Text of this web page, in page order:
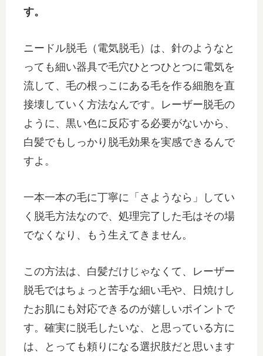
す。
ニードル脱毛（電気脱毛）は、針のようなと
っても細い器具で毛穴ひとつひとつに電気を
流して、毛の根っこにある毛を作る細胞を直
接壊していく方法なんです。レーザー脱毛の
ように、黒い色に反応する必要がないから、
白髪でもしっかり脱毛効果を実感できるんで
すよ。
一本一本の毛に丁寧に「さようなら」してい
く脱毛方法なので、処理完了した毛はその場
でなくなり、もう生えてきません。
この方法は、白髪だけじゃなくて、レーザー
脱毛ではちょっと苦手な細い毛や、日焼けし
たお肌にも対応できるのが嬉しいポイントで
す。確実に脱毛したいな、と思っている方に
は、とっても頼りになる選択肢だと思います